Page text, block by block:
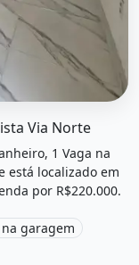
Via Norte
1 Vaga na
está localizado em
por R$220.000.
na garagem